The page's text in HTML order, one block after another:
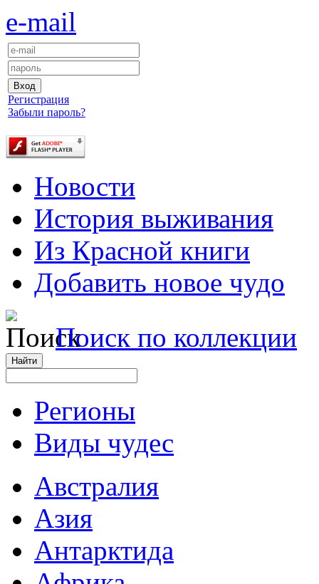
e-mail
Регистрация
Забыли пароль?
Новости
История выживания
Из Красной книги
Добавить новое чудо
Поиск по коллекции
Регионы
Виды чудес
Австралия
Азия
Антарктида